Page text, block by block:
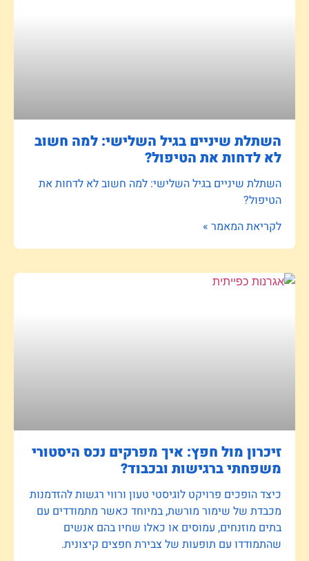
השתלת שיניים בגיל השלישי: למה חשוב
לא לדחות את הטיפול?
השתלת שיניים בגיל השלישי: למה חשוב לא לדחות את
הטיפול?
לקריאת המאמר »
זיכרון מול חפץ: איך מפרקים נכס היסטורי
משפחתי ברגישות ובכבוד?
כיצד הופכים פרויקט לוגיסטי טעון ורווי רגשות להזדמנות
מכבדת של שימור מורשת, במיוחד כאשר מתמודדים עם
בתים מוזנחים, עמוסים או כאלו שחיו בהם אנשים
שהתמודדו עם תופעות של צבירת חפצים קיצונית.